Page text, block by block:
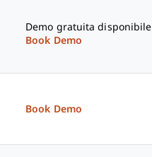
Demo gratuita disponibile
Book Demo
Book Demo